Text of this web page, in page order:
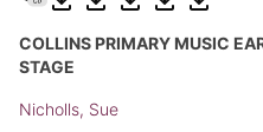
COLLINS PRIMARY MUSIC
STAGE
Nicholls, Sue